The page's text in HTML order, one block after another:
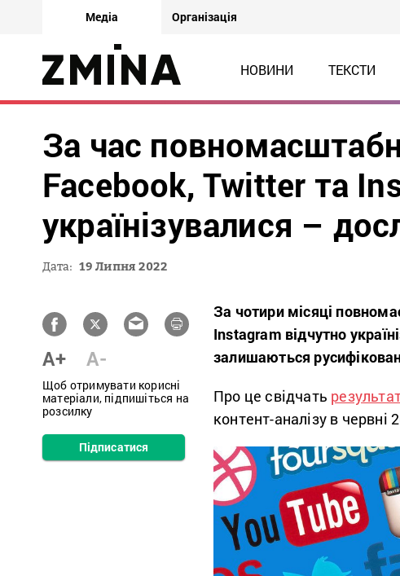
Медіа Організація
НОВИНИ ТЕКСТИ
За час
Facebook, Twitter та
українізувалися –
Дата: 19 Липня 2022
A+ A-
Щоб отримувати корисні
матеріали, підпишіться на
розсилку
Підписатися
За чотири місяці
Instagram відчутно
залишаються
Про це свідчать
контент-аналізу в червні